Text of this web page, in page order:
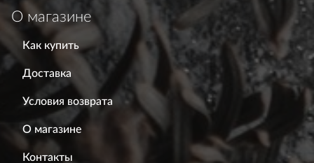
О магазине
Как купить
Доставка
Условия возврата
О магазине
Контакты